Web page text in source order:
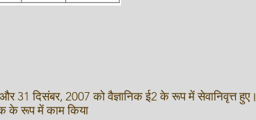
31 दिसंबर, 2007 को वैज्ञानिक ई2 के रूप में सेवानिवृत्त हुए।
के रूप में काम किया